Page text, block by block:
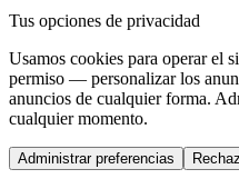
Tus opciones de privacidad
Usamos cookies para operar
permiso — personalizar los
anuncios de cualquier forma.
cualquier momento.
Administrar preferencias